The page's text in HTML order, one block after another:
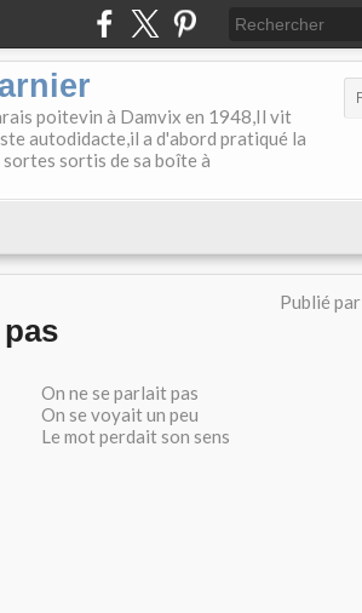
poitevin à Damvix en 1948,Il vit
autodidacte,il a d'abord pratiqué la
sortis de sa boîte à
Publié par
On ne se parlait pas
On se voyait un peu
Le mot perdait son sens